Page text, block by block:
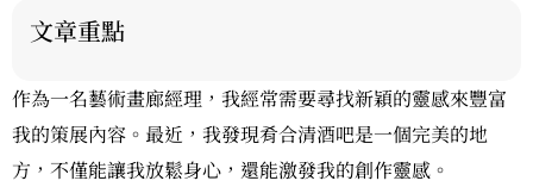
文章重點
作為一名藝術畫廊經理，我經常需要尋找新穎的靈感來豐富
我的策展內容。最近，我發現肴合清酒吧是一個完美的地
方，不僅能讓我放鬆身心，還能激發我的創作靈感。